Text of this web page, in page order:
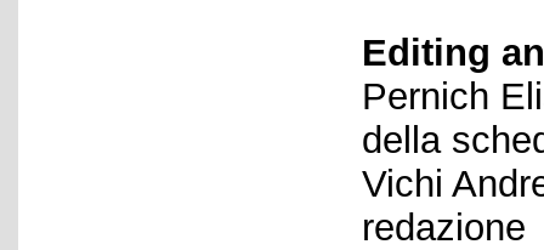
Editing
Pernich
della
Vichi
redazione